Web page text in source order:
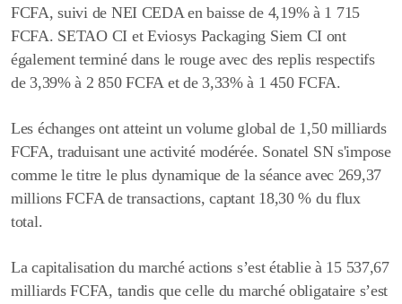
FCFA, suivi de NEI CEDA en baisse de 4,19% à 1 715
FCFA. SETAO CI et Eviosys Packaging Siem CI ont
également terminé dans le rouge avec des replis respectifs
de 3,39% à 2 850 FCFA et de 3,33% à 1 450 FCFA.
Les échanges ont atteint un volume global de 1,50 milliards
FCFA, traduisant une activité modérée. Sonatel SNs'impose
comme le titre le plus dynamique de la séanceavec 269,37
millions FCFAde transactions, captant 18,30 % du flux
total.
La capitalisation du marché actions s’est établie à 15 537,67
milliards FCFA, tandis que celle du marché obligataire s’est